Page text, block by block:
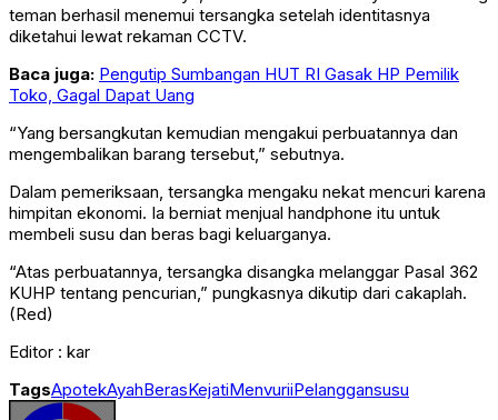
teman berhasil menemui tersangka setelah identitasnya
diketahui lewat rekaman CCTV.
Baca juga: Pengutip Sumbangan HUT RI Gasak HP Pemilik
Toko, Gagal Dapat Uang
“Yang bersangkutan kemudian mengakui perbuatannya dan
mengembalikan barang tersebut,” sebutnya.
Dalam pemeriksaan, tersangka mengaku nekat mencuri karena
himpitan ekonomi. Ia berniat menjual handphone itu untuk
membeli susu dan beras bagi keluarganya.
“Atas perbuatannya, tersangka disangka melanggar Pasal 362
KUHP tentang pencurian,” pungkasnya dikutip dari cakaplah.
(Red)
Editor : kar
TagsApotekAyahBerasKejatiMenvuriiPelanggansusu